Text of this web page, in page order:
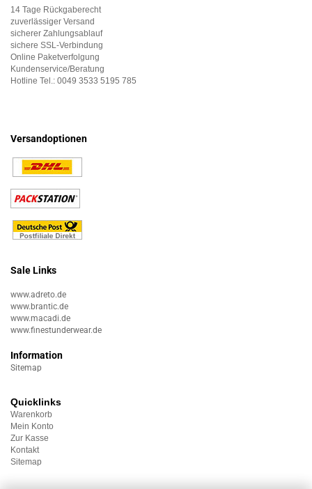
14 Tage Rückgaberecht
zuverlässiger Versand
sicherer Zahlungsablauf
sichere SSL-Verbindung
Online Paketverfolgung
Kundenservice/Beratung
Hotline Tel.: 0049 3533 5195 785
Versandoptionen
Sale Links
www.adreto.de
www.brantic.de
www.macadi.de
www.finestunderwear.de
Information
Sitemap
Quicklinks
Warenkorb
Mein Konto
Zur Kasse
Kontakt
Sitemap